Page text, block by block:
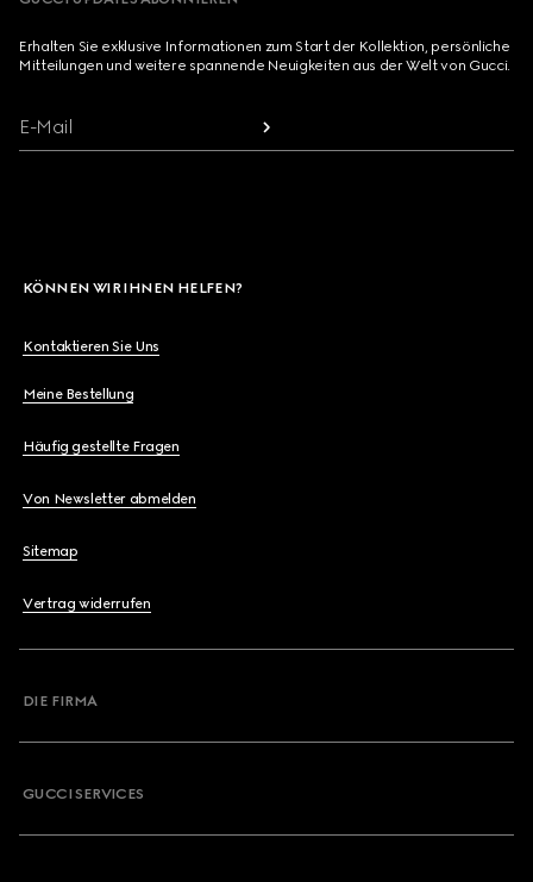
Erhalten Sie exklusive Informationen zum Start der Kollektion, persönliche
Mitteilungen und weitere spannende Neuigkeiten aus der Welt von Gucci.
E-Mail
KÖNNEN WIR IHNEN HELFEN?
Kontaktieren Sie Uns
Meine Bestellung
Häufig gestellte Fragen
Von Newsletter abmelden
Sitemap
Vertrag widerrufen
DIE FIRMA
GUCCI SERVICES